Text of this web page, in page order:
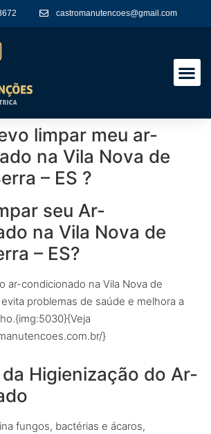
castromanutencoes@gmail.com
limpar meu ar-
na Vila Nova de
– ES ?
seu Ar-
na Vila Nova de
– ES?
ar-condicionado na Vila Nova de
evita problemas de saúde e melhora a
}
Higienização do Ar-
fungos, bactérias e ácaros,